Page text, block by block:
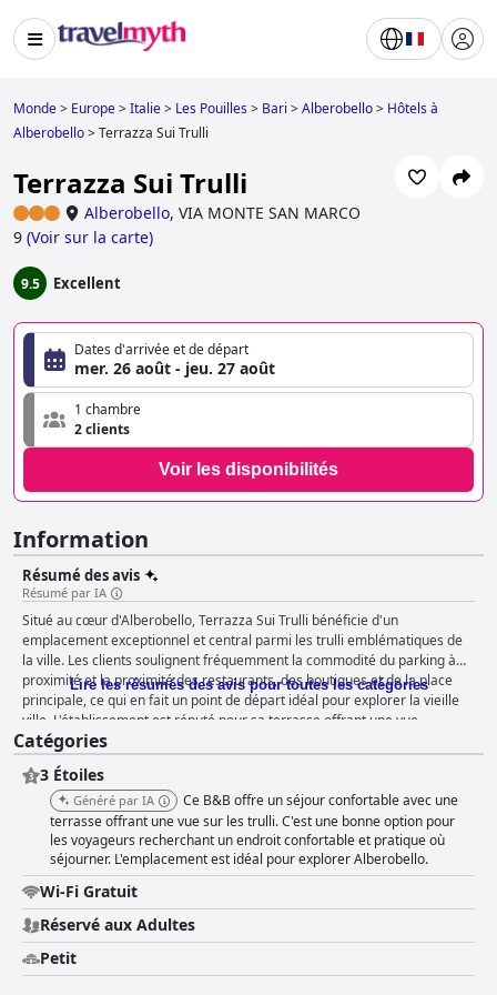
Monde> Europe>Italie> Les Pouilles> Bari >Alberobello> Hôtels à
Alberobello>Terrazza Sui Trulli
Terrazza Sui Trulli
Alberobello, VIA MONTE SAN MARCO
9 (Voir sur la carte)
9.5 Excellent
Dates d'arrivée et de départ
mer. 26 août - jeu. 27 août
1 chambre
2 clients
Voir les disponibilités
Information
Résumé des avis
Résumé par IA
Situé au cœur d'Alberobello, Terrazza Sui Trulli bénéficie d'un
emplacement exceptionnel et central parmi les trulli emblématiques de
la ville. Les clients soulignent fréquemment la commodité du parking à
proximité et la proximité des restaurants, des boutiques et de la place
principale, ce qui en fait un point de départ idéal pour explorer la vieille
ville. L'établissement est réputé pour sa terrasse offrant une vue
imprenable, ses intérieurs magnifiquement meublés et son confort et sa
propreté généraux. Les hôtes accueillants, notamment Silvana et Vito,
sont souvent félicités pour leur gentillesse et leur hospitalité, ce qui
améliore l'expérience globale. Le petit-déjeuner au Terrazza Sui Trulli
reçoit des éloges constants pour sa qualité et sa variété. Les clients
apprécient un riche assortiment de produits locaux et de délices faits
maison, notamment des viennoiseries fraîches, des confitures et des
biscuits faits maison. Le petit-déjeuner, décrit comme généreux et
copieux, est souvent pris sur un charmant patio, ce qui ajoute à l'attrait
général. Les chambres du Terrazza Sui Trulli sont décrites comme
impeccablement propres, confortables et charmantes, équipées de tous
les équipements nécessaires et dotées d'un confort moderne. Certaines
chambres sont situées dans des trulli traditionnels, offrant une ambiance
Lire les résumés des avis pour toutes les catégories
Catégories
3 Étoiles
Généré par IA
Ce B&B offre un séjour confortable avec une
terrasse offrant une vue sur les trulli. C'est une bonne option pour
les voyageurs recherchant un endroit confortable et pratique où
séjourner. L'emplacement est idéal pour explorer Alberobello.
Wi-Fi Gratuit
Réservé aux Adultes
Petit